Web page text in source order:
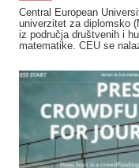
Central European
univerzitet za diplomsko
iz područja društvenih i
matematike. CEU se